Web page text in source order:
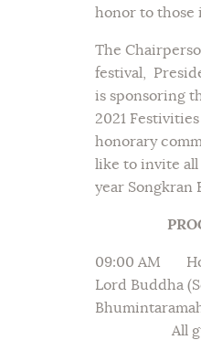
honor to those
The
festival,
is sponsoring
2021
honorary
like to invite
year Songkran
09:00 AM
Lord Buddha
All